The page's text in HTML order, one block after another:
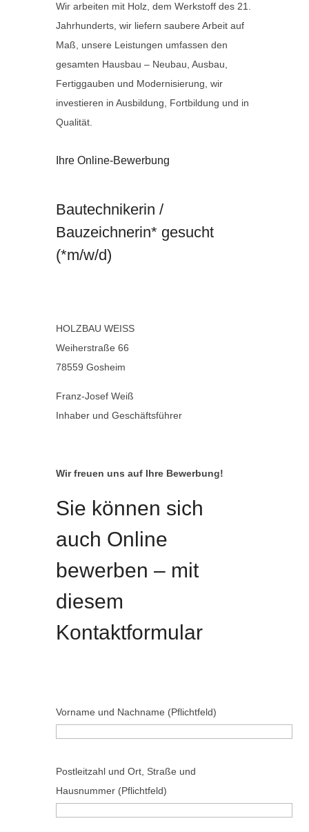
Wir arbeiten mit Holz, dem Werkstoff des 21.
Jahrhunderts, wir liefern saubere Arbeit auf
Maß, unsere Leistungen umfassen den
gesamten Hausbau – Neubau, Ausbau,
Fertiggauben und Modernisierung, wir
investieren in Ausbildung, Fortbildung und in
Qualität.
Ihre Online-Bewerbung
Bautechnikerin /
Bauzeichnerin* gesucht
(*m/w/d)
HOLZBAU WEISS
Weiherstraße 66
78559 Gosheim
Franz-Josef Weiß
Inhaber und Geschäftsführer
Wir freuen uns auf Ihre Bewerbung!
Sie können sich
auch Online
bewerben – mit
diesem
Kontaktformular
Vorname und Nachname (Pflichtfeld)
t
Postleitzahl und Ort, Straße und
Hausnummer (Pflichtfeld)